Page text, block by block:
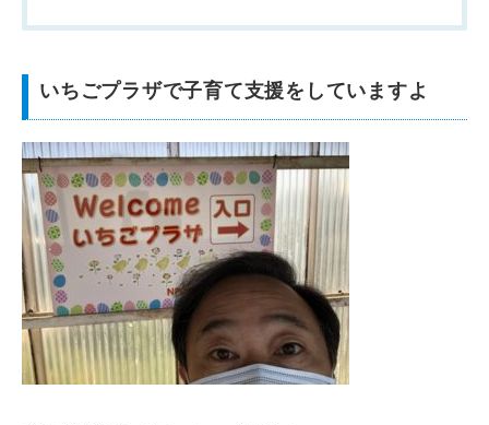
いちごプラザで子育て支援をしていますよ